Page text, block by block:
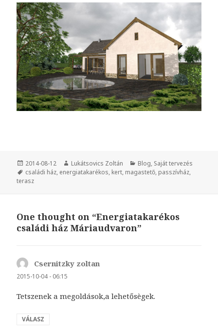
Közzétéve
2014-08-12 Szerző
Lukátsovics Zoltán Kategória
Blog, Saját tervezés
Címke
családi ház, energiatakarékos, kert, magastető, passzívház,
terasz
One thought on “Energiatakarékos
családi ház Máriaudvaron”
Csernitzky zoltan
2015-10-04 - 06:15
Tetszenek a megoldások,a lehetősègek.
VÁLASZ